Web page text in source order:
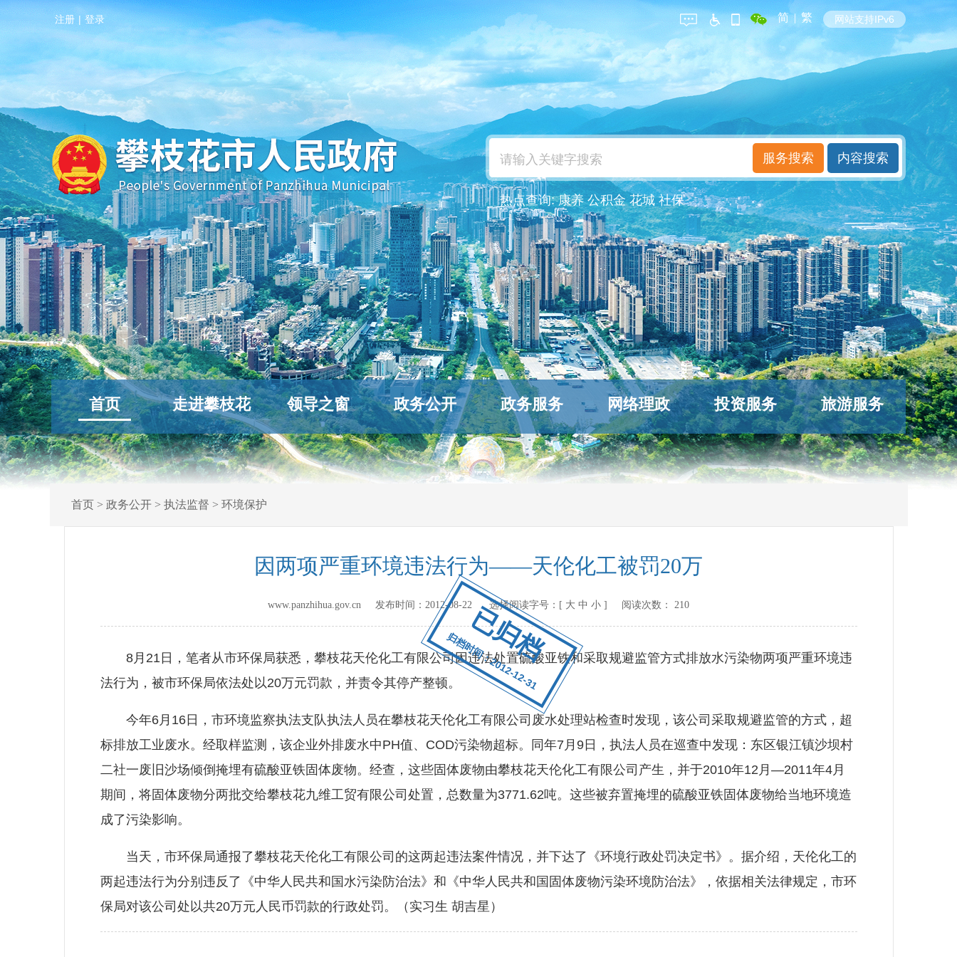
已归档
归档时间：2012-12-31
注册 | 登录 简 | 繁 网站支持IPv6
热点查询:康养 公积金 花城 社保
首页 走进攀枝花 领导之窗 政务公开 政务服务 网络理政 投资服务 旅游服务
首页> 政务公开> 执法监督 > 环境保护
因两项严重环境违法行为——天伦化工被罚20万
www.panzhihua.gov.cn 发布时间： 2012-08-22 选择阅读字号：[ 大 中 小 ] 阅读次数： 210
8月21日，笔者从市环保局获悉，攀枝花天伦化工有限公司因违法处置硫酸亚铁和采取规避监管方式排放水污染物两项严重环境违
法行为，被市环保局依法处以20万元罚款，并责令其停产整顿。
今年6月16日，市环境监察执法支队执法人员在攀枝花天伦化工有限公司废水处理站检查时发现，该公司采取规避监管的方式，超
标排放工业废水。经取样监测，该企业外排废水中PH值、COD污染物超标。同年7月9日，执法人员在巡查中发现：东区银江镇沙坝村
二社一废旧沙场倾倒掩埋有硫酸亚铁固体废物。经查，这些固体废物由攀枝花天伦化工有限公司产生，并于2010年12月—2011年4月
期间，将固体废物分两批交给攀枝花九维工贸有限公司处置，总数量为3771.62吨。这些被弃置掩埋的硫酸亚铁固体废物给当地环境造
成了污染影响。
当天，市环保局通报了攀枝花天伦化工有限公司的这两起违法案件情况，并下达了《环境行政处罚决定书》。据介绍，天伦化工的
两起违法行为分别违反了《中华人民共和国水污染防治法》和《中华人民共和国固体废物污染环境防治法》，依据相关法律规定，市环
保局对该公司处以共20万元人民币罚款的行政处罚。（实习生 胡吉星）